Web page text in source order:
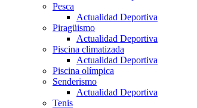
Pesca
Actualidad Deportiva
Piragüismo
Actualidad Deportiva
Piscina climatizada
Actualidad Deportiva
Piscina olímpica
Senderismo
Actualidad Deportiva
Tenis